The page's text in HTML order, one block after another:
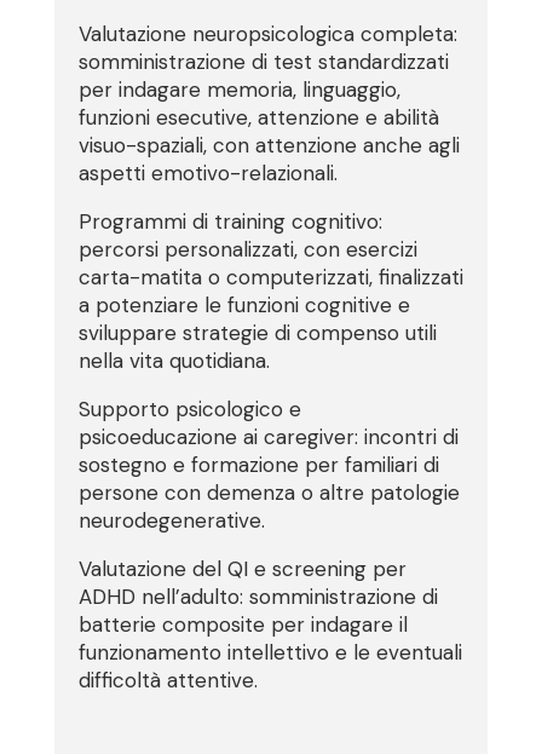
Valutazione neuropsicologica completa:
somministrazione di test standardizzati
per indagare memoria, linguaggio,
funzioni esecutive, attenzione e abilità
visuo-spaziali, con attenzione anche agli
aspetti emotivo-relazionali.
Programmi di training cognitivo:
percorsi personalizzati, con esercizi
carta-matita o computerizzati, finalizzati
a potenziare le funzioni cognitive e
sviluppare strategie di compenso utili
nella vita quotidiana.
Supporto psicologico e
psicoeducazione ai caregiver: incontri di
sostegno e formazione per familiari di
persone con demenza o altre patologie
neurodegenerative.
Valutazione del QI e screening per
ADHD nell’adulto: somministrazione di
batterie composite per indagare il
funzionamento intellettivo e le eventuali
difficoltà attentive.